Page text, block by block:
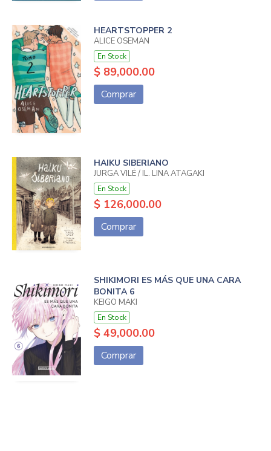
HEARTSTOPPER 2
ALICE OSEMAN
En Stock
$ 89,000.00
Comprar
HAIKU SIBERIANO
JURGA VILÉ / IL. LINA ATAGAKI
En Stock
$ 126,000.00
Comprar
SHIKIMORI ES MÁS QUE UNA CARA
BONITA 6
KEIGO MAKI
En Stock
$ 49,000.00
Comprar